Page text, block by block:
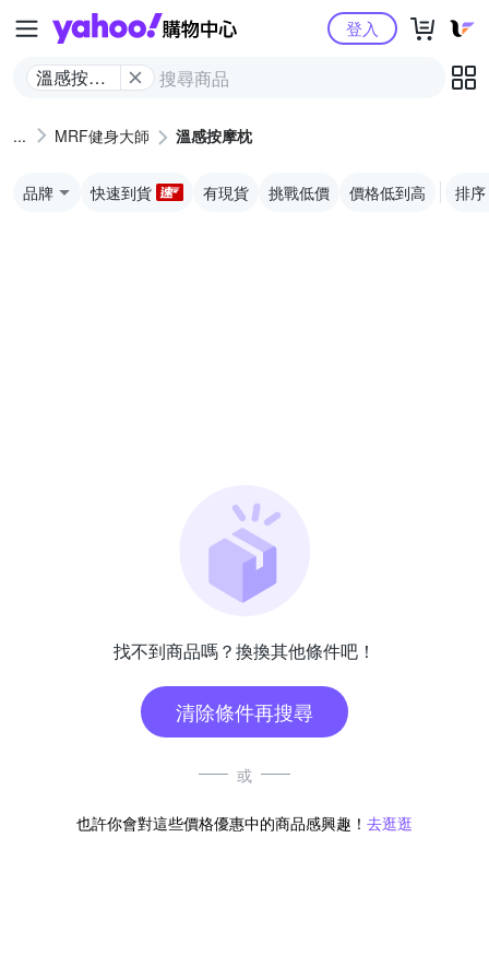
Yahoo購物中心
溫感按摩
登入
MRF健身大師 溫感按摩枕
品牌 快速到貨 有現貨 挑戰低價 價格低到高 排序
找不到商品嗎？換換其他條件吧！
清除條件再搜尋
或
也許你會對這些價格優惠中的商品感興趣！ 去逛逛